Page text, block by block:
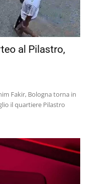
al Pilastro,
Fakir, Bologna torna in
il quartiere Pilastro